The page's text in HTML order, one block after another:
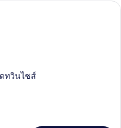
ดีลักซ์, ปลอดบุหรี่ (Japanese) | ตู้
ทวินไซส์